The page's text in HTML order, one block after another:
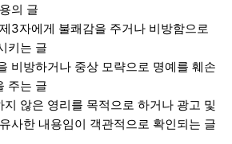
의 글
3자에게 불쾌감을 주거나 비방함으로
키는 글
비방하거나 중상 모략으로 명예를 훼손
주는 글
지 않은 영리를 목적으로 하거나 광고 및
사한 내용임이 객관적으로 확인되는 글